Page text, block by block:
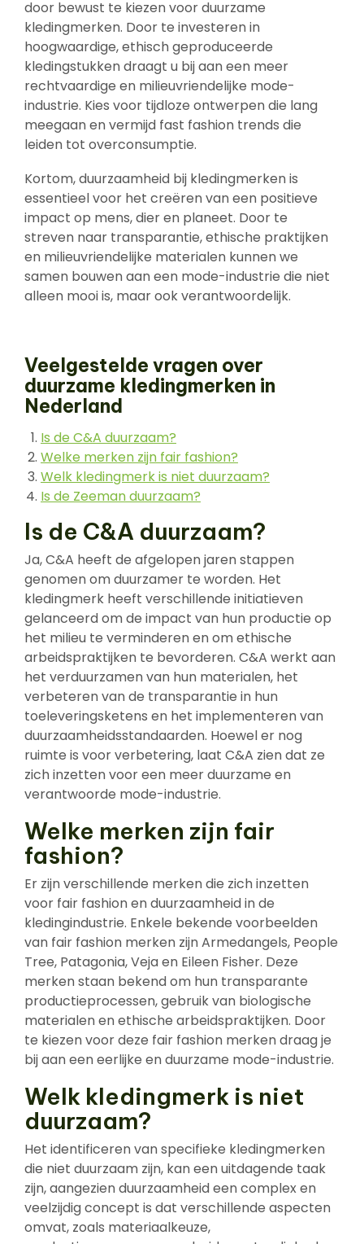
door bewust te kiezen voor duurzame
kledingmerken. Door te investeren in
hoogwaardige, ethisch geproduceerde
kledingstukken draagt u bij aan een meer
rechtvaardige en milieuvriendelijke mode-
industrie. Kies voor tijdloze ontwerpen die lang
meegaan en vermijd fast fashion trends die
leiden tot overconsumptie.
Kortom, duurzaamheid bij kledingmerken is
essentieel voor het creëren van een positieve
impact op mens, dier en planeet. Door te
streven naar transparantie, ethische praktijken
en milieuvriendelijke materialen kunnen we
samen bouwen aan een mode-industrie die niet
alleen mooi is, maar ook verantwoordelijk.
Veelgestelde vragen over
duurzame kledingmerken in
Nederland
Is de C&A duurzaam?
Welke merken zijn fair fashion?
Welk kledingmerk is niet duurzaam?
Is de Zeeman duurzaam?
Is de C&A duurzaam?
Ja, C&A heeft de afgelopen jaren stappen
genomen om duurzamer te worden. Het
kledingmerk heeft verschillende initiatieven
gelanceerd om de impact van hun productie op
het milieu te verminderen en om ethische
arbeidspraktijken te bevorderen. C&A werkt aan
het verduurzamen van hun materialen, het
verbeteren van de transparantie in hun
toeleveringsketens en het implementeren van
duurzaamheidsstandaarden. Hoewel er nog
ruimte is voor verbetering, laat C&A zien dat ze
zich inzetten voor een meer duurzame en
verantwoorde mode-industrie.
Welke merken zijn fair
fashion?
Er zijn verschillende merken die zich inzetten
voor fair fashion en duurzaamheid in de
kledingindustrie. Enkele bekende voorbeelden
van fair fashion merken zijn Armedangels, People
Tree, Patagonia, Veja en Eileen Fisher. Deze
merken staan bekend om hun transparante
productieprocessen, gebruik van biologische
materialen en ethische arbeidspraktijken. Door
te kiezen voor deze fair fashion merken draag je
bij aan een eerlijke en duurzame mode-industrie.
Welk kledingmerk is niet
duurzaam?
Het identificeren van specifieke kledingmerken
die niet duurzaam zijn, kan een uitdagende taak
zijn, aangezien duurzaamheid een complex en
veelzijdig concept is dat verschillende aspecten
omvat, zoals materiaalkeuze,